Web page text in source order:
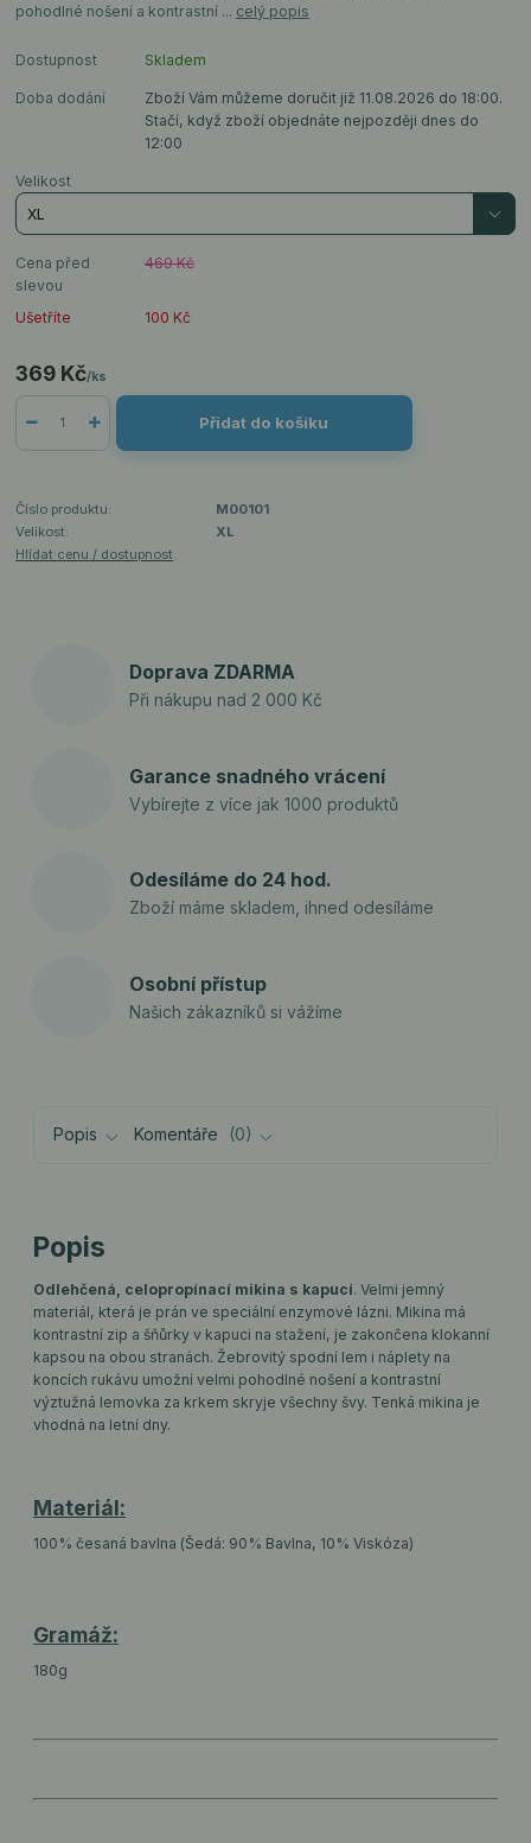
pohodlné nošení a kontrastní ... celý popis
Dostupnost Skladem
Doba dodání
Zboží Vám můžeme doručit již 11.08.2026 do 18:00.
Stačí, když zboží objednáte nejpozději dnes do
12:00
Velikost
Cena před
slevou
469 Kč
Ušetříte 100 Kč
369 Kč/ks
Přidat do košíku
Číslo produktu:
M00101
Velikost:
XL
Hlídat cenu / dostupnost
Doprava ZDARMA
Při nákupu nad 2 000 Kč
Garance snadného vrácení
Vybírejte z více jak 1000 produktů
Odesíláme do 24 hod.
Zboží máme skladem, ihned odesíláme
Osobní přístup
Našich zákazníků si vážíme
Popis Komentáře 0
Popis
Odlehčená, celopropínací mikina s kapucí. Velmi jemný
materiál, která je prán ve speciální enzymové lázni. Mikina má
kontrastní zip a šňůrky v kapuci na stažení, je zakončena klokanní
kapsou na obou stranách. Žebrovitý spodní lem i náplety na
koncích rukávu umožní velmi pohodlné nošení a kontrastní
výztužná lemovka za krkem skryje všechny švy. Tenká mikina je
vhodná na letní dny.
Materiál:
100% česaná bavlna (Šedá: 90% Bavlna, 10% Viskóza)
Gramáž:
180g